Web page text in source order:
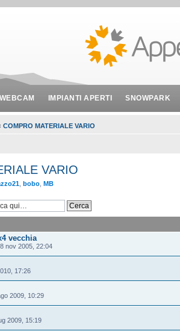
WEBCAM IMPIANTI APERTI SNOWPARK
COMPRO MATERIALE VARIO
VARIO
bobo MB
vecchia
nov 2005, 22:04
17:26
2009, 10:29
2009, 15:19